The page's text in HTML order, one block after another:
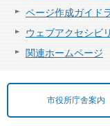
ページ作成ガイド
ウェブアクセシビ
関連ホームページ
市役所庁舎案内